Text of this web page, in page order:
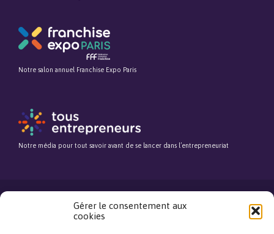
Gérer le consentement aux
cookies
Notre salon annuel Franchise Expo Paris
Notre média pour tout savoir avant de se lancer dans l’entrepreneuriat
©Fédération Française de la Franchise. Tous droits réservés.